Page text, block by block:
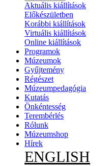
Aktuális kiállítások
Előkészületben
Korábbi kiállítások
Virtuális kiállítások
Online kiállítások
Programok
Múzeumok
Gyűjtemény
Régészet
Múzeumpedagógia
Kutatás
Önkéntesség
Terembérlés
Rólunk
Múzeumshop
Hírek
ENGLISH